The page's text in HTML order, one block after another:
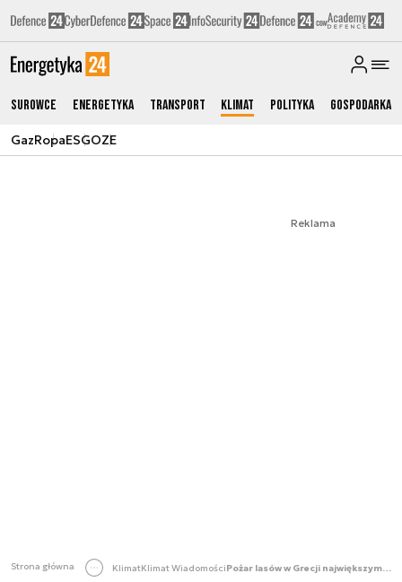
Surowce Energetyka Transport Klimat Polityka Gospodarka
GazRopaESGOZE
Reklama
Strona główna KlimatKlimat Wiadomości Pożar lasów w Grecji największym w historii pomiarów Unii Europejskiej